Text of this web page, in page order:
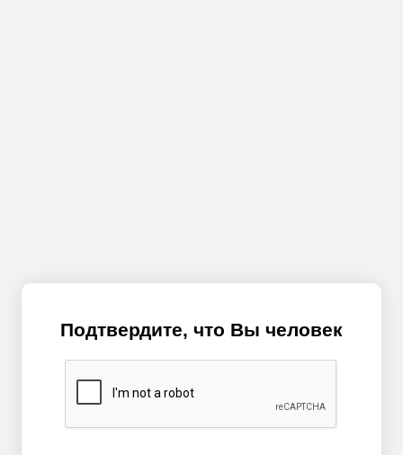
Подтвердите, что Вы человек